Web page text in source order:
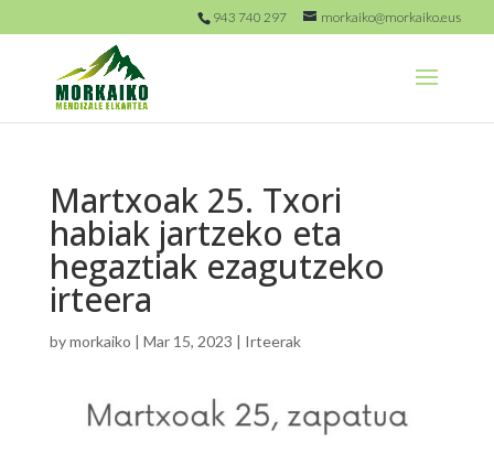
943 740 297 morkaiko@morkaiko.eus
Martxoak 25. Txori
habiak jartzeko eta
hegaztiak ezagutzeko
irteera
bymorkaiko | Mar 15, 2023 | Irteerak